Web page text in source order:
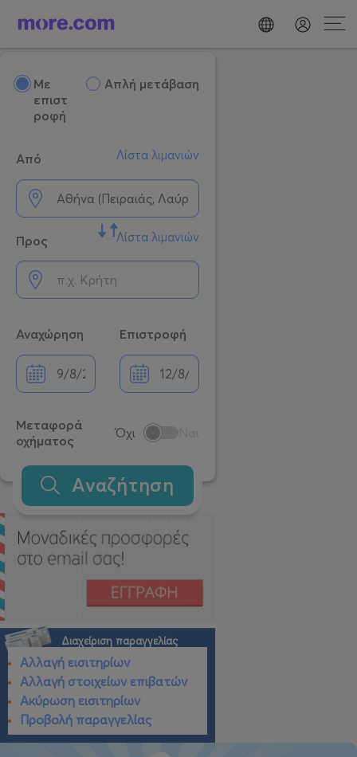
Mε
επιστ
ροφή
Απλή μετάβαση
Από Λίστα λιμανιών
Προς Λίστα λιμανιών
Αναχώρηση Επιστροφή
Μεταφορά
οχήματος
Όχι
Αναζήτηση
Διαχείριση παραγγελίας
Αλλαγή εισιτηρίων
Αλλαγή στοιχείων επιβατών
Ακύρωση εισιτηρίων
Προβολή παραγγελίας